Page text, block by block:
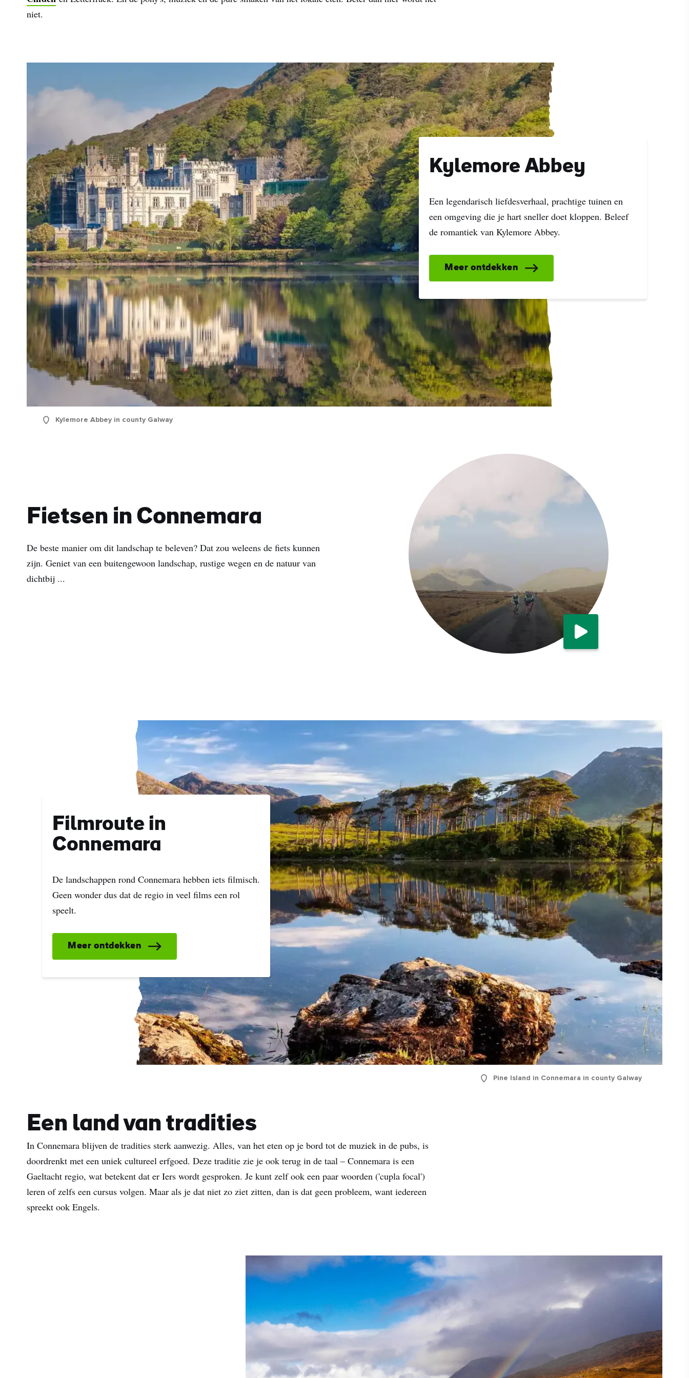
E-
mailadres
Ik begrijp dat ik door me aan te melden gepersonaliseerde e-mails zal
ontvangen op basis van mijn interactie met deze website, e-mails en
advertenties van Ierland Toerisme (Tourism Ireland) op andere
websites, cookies en trackingpixels. Je kunt je op elk moment
uitschrijven door op 'afmelden' te klikken in onze e-mails. Lees meer
over 'Hoe wij jouw persoonlijke gegevens gebruiken' in ons
privacybeleid.
Aanmelden
niet.
Kylemore Abbey in county Galway
Kylemore Abbey
Een legendarisch liefdesverhaal, prachtige tuinen en
een omgeving die je hart sneller doet kloppen. Beleef
de romantiek van Kylemore Abbey.
Meer ontdekken
Fietsen in Connemara
De beste manier om dit landschap te beleven? Dat zou weleens de fiets kunnen
zijn. Geniet van een buitengewoon landschap, rustige wegen en de natuur van
dichtbij ...
Pine Island in Connemara in county Galway
Filmroute in
Connemara
De landschappen rond Connemara hebben iets filmisch.
Geen wonder dus dat de regio in veel films een rol
speelt.
Meer ontdekken
Een land van tradities
In Connemara blijven de tradities sterk aanwezig. Alles, van het eten op je bord tot de muziek in de pubs, is
doordrenkt met een uniek cultureel erfgoed. Deze traditie zie je ook terug in de taal – Connemara is een
Gaeltacht regio, wat betekent dat er Iers wordt gesproken. Je kunt zelf ook een paar woorden ('cupla focal')
leren of zelfs een cursus volgen. Maar als je dat niet zo ziet zitten, dan is dat geen probleem, want iedereen
spreekt ook Engels.